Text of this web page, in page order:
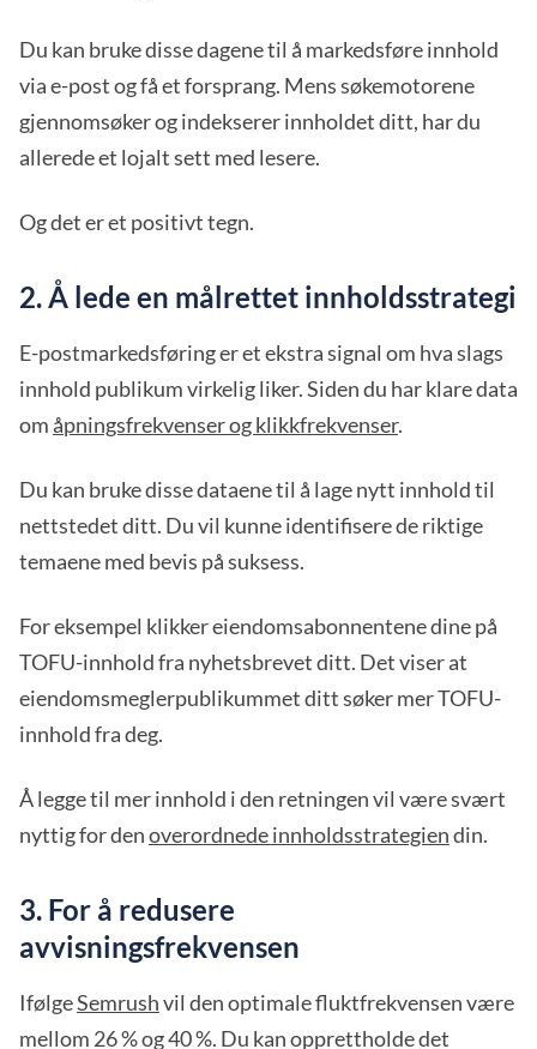
Du kan bruke disse dagene til å markedsføre innhold
via e-post og få et forsprang. Mens søkemotorene
gjennomsøker og indekserer innholdet ditt, har du
allerede et lojalt sett med lesere.
Og det er et positivt tegn.
2. Å lede en målrettet innholdsstrategi
E-postmarkedsføring er et ekstra signal om hva slags
innhold publikum virkelig liker. Siden du har klare data
om åpningsfrekvenser og klikkfrekvenser.
Du kan bruke disse dataene til å lage nytt innhold til
nettstedet ditt. Du vil kunne identifisere de riktige
temaene med bevis på suksess.
For eksempel klikker eiendomsabonnentene dine på
TOFU-innhold fra nyhetsbrevet ditt. Det viser at
eiendomsmeglerpublikummet ditt søker mer TOFU-
innhold fra deg.
Å legge til mer innhold i den retningen vil være svært
nyttig for denoverordnede innholdsstrategiendin.
3. For å redusere
avvisningsfrekvensen
IfølgeSemrushvil den optimale fluktfrekvensen være
mellom 26 % og 40 %. Du kan opprettholde det